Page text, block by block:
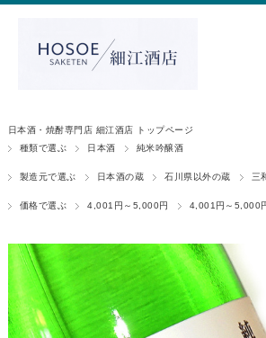
日本酒・焼酎専門店 細江酒店 トップページ
種類で選ぶ
日本酒 純米吟醸酒
製造元で選ぶ 日本酒の蔵 石川県以外の蔵 三
価格で選ぶ 4,001円～5,000円 4,001円～5,000